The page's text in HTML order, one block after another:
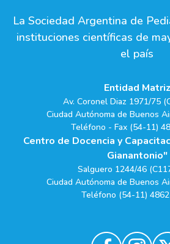
La Sociedad Argentina de
instituciones científicas de
el país
Entidad Matriz
Av. Coronel Diaz 1971/75
Ciudad Autónoma de Buenos
Teléfono - Fax (54-11)
Centro de Docencia y
Gianantonio"
Salguero 1244/46
Ciudad Autónoma de Buenos
Teléfono (54-11)